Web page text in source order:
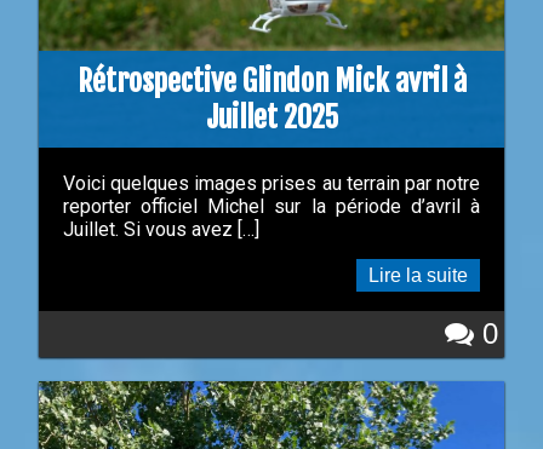
Rétrospective Glindon Mick avril à
Juillet 2025
Voici quelques images prises au terrain par notre
reporter officiel Michel sur la période d’avril à
Juillet. Si vous avez […]
Lire la suite
0